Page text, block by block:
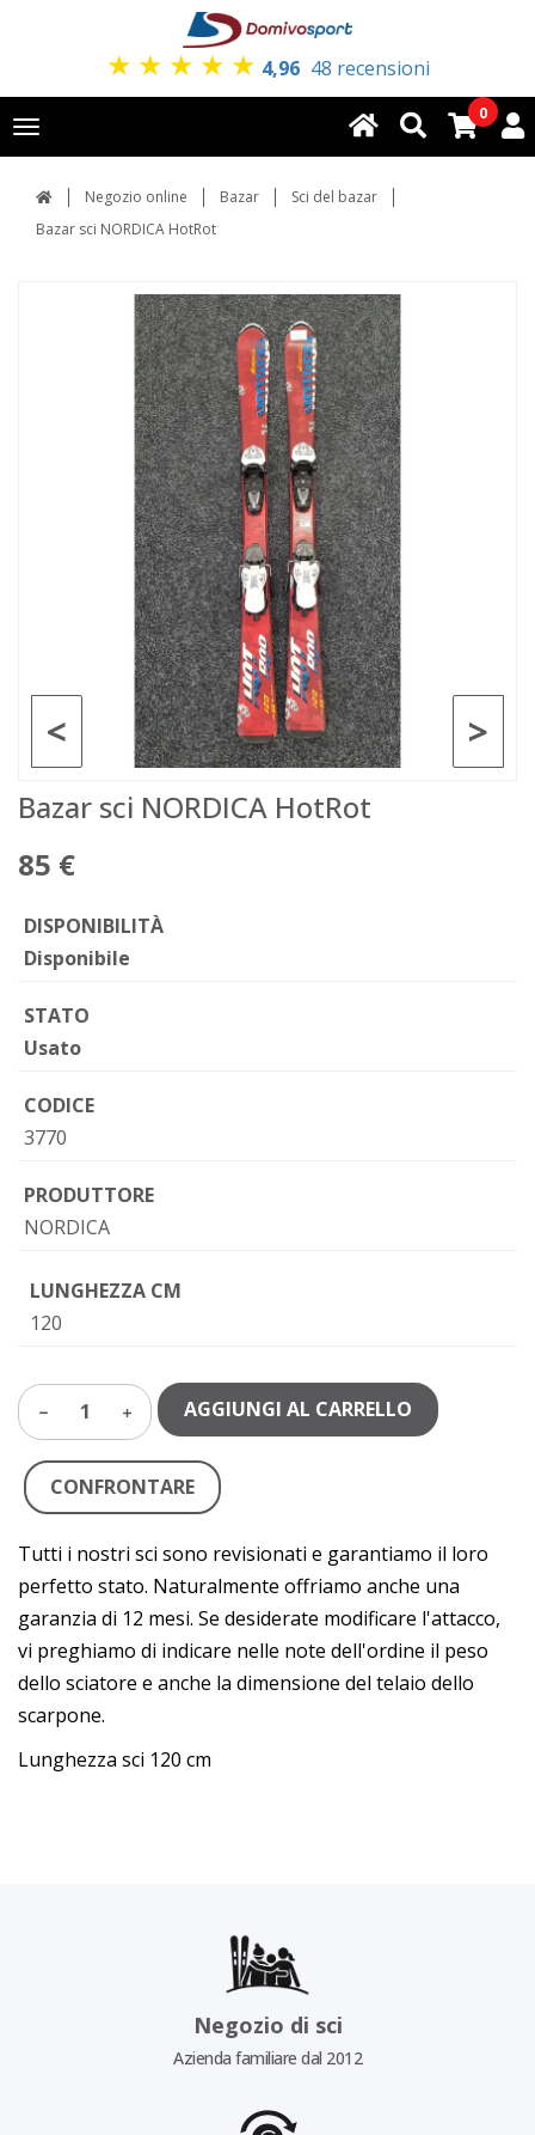
★ ★ ★ ★ ★ 4,96 48 recensioni
Toggle
navigation
0
Negozio online Bazar
Sci del bazar
Bazar sci NORDICA HotRot
>
<
Bazar sci NORDICA HotRot
85 €
DISPONIBILITÀ
Disponibile
STATO
Usato
CODICE
3770
PRODUTTORE
NORDICA
LUNGHEZZA CM
120
1 AGGIUNGI AL CARRELLO
CONFRONTARE
Tutti i nostri sci sono revisionati e garantiamo il loro
perfetto stato. Naturalmente offriamo anche una
garanzia di 12 mesi. Se desiderate modificare l'attacco,
vi preghiamo di indicare nelle note dell'ordine il peso
dello sciatore e anche la dimensione del telaio dello
scarpone.
Lunghezza sci 120 cm
Negozio di sci
Azienda familiare dal 2012